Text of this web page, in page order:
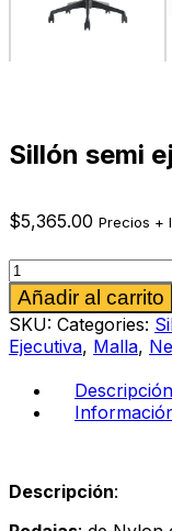
Sillón semi
$5,365.00 Precios +
Sillón
semi
ejecutivo
Beth
MN
cantidad
Añadir al carrito
SKU: Categories:
Ejecutiva, Malla,
Descripción
Descripción: